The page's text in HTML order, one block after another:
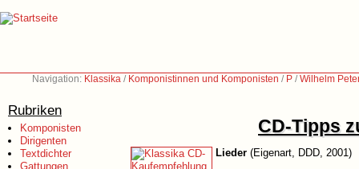
Navigation: Klassika / Komponistinnen und Komponisten / P /Wilhelm
Rubriken
Komponisten
Dirigenten
Textdichter
Gattungen
CD-Tipps
Lieder (Eigenart, DDD, 2001)